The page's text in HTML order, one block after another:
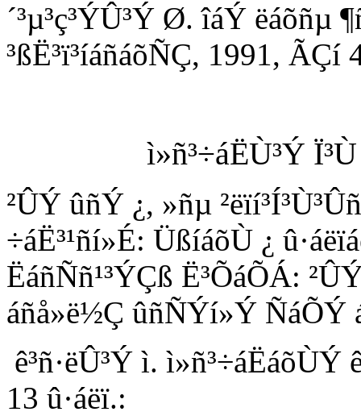
´³µ³ç³ÝÛ³Ý Ø. îáÝ ëáõñµ
³ßË³ï³íáñáõÑÇ, 1991, ÃÇí
ì»ñ³÷áËÙ³Ý
²ÛÝ ûñÝ ¿, »ñµ
÷áË³¹ñí»É: ÜßíáõÙ ¿
ËáñÑñ¹³ÝÇß Ë³ÕáÕÁ:
áñå»ë½Ç ûñÑÝí»Ý ÑáÕÝ
ê³ñ·ëÛ³Ý ì. ì»ñ³÷áËáõÙÝ
13 û·áëï.: